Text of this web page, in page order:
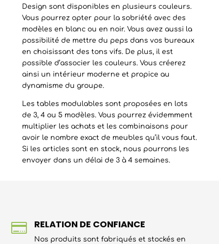
Design sont disponibles en plusieurs couleurs.
Vous pourrez opter pour la sobriété avec des
modèles en blanc ou en noir. Vous avez aussi la
possibilité de mettre du peps dans vos bureaux
en choisissant des tons vifs. De plus, il est
possible d’associer les couleurs. Vous créerez
ainsi un intérieur moderne et propice au
dynamisme du groupe.
Les tables modulables sont proposées en lots
de 3, 4 ou 5 modèles. Vous pourrez évidemment
multiplier les achats et les combinaisons pour
avoir le nombre exact de meubles qu’il vous faut.
Si les articles sont en stock, nous pourrons les
envoyer dans un délai de 3 à 4 semaines.
 RELATION DE CONFIANCE
Nos produits sont fabriqués et stockés en